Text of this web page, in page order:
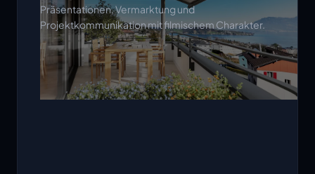
Präsentationen, Vermarktung und
Projektkommunikation mit filmischem Charakter.